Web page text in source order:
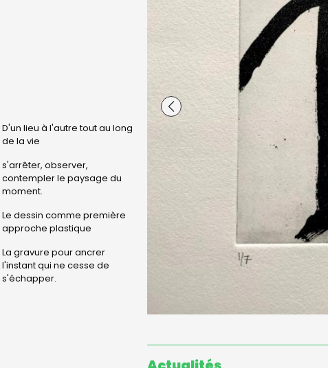
D'un lieu à l'autre tout au long
de la vie
s'arrêter, observer,
contempler le paysage du
moment.
Le dessin comme première
approche plastique
La gravure pour ancrer
l'instant qui ne cesse de
s'échapper.